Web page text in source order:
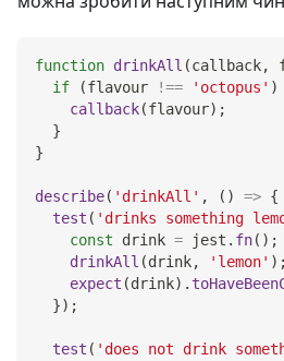
function drinkAll (callback,
if
(flavour !== 'octopus' )
callback(flavour) ;
}
}
describe( 'drinkAll' , ( ) => {
test ( 'drinks something
const drink = jest . fn( ) ;
drinkAll (drink, 'lemon' ) ;
expect (drink) .
}) ;
test ( 'does not drink